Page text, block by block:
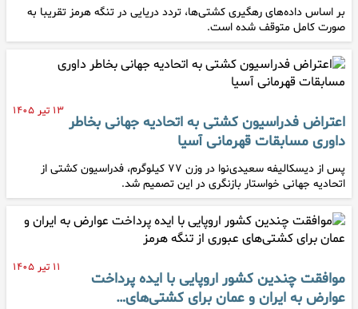
بر اساس داده‌های رهگیری کشتی‌ها، تردد دریایی در تنگه هرمز تقریبا به
صورت کامل متوقف شده است.
۱۳ تیر ۱۴۰۵
اعتراض فدراسیون کشتی به اتحادیه جهانی بخاطر
داوری مسابقات قهرمانی آسیا
پس از دیسکالیفه سعیدی‌نوا در وزن ۷۷ کیلوگرم، فدراسیون کشتی از
اتحادیه جهانی خواستار بازنگری در این تصمیم شد.
۱۱ تیر ۱۴۰۵
موافقت چندین کشور اروپایی با ایده پرداخت
عوارض به ایران و عمان برای کشتی‌های…